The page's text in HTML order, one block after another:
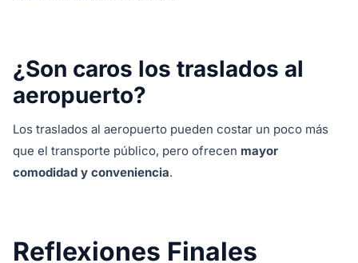
¿Son caros los traslados al
aeropuerto?
Los traslados al aeropuerto pueden costar un poco más
que el transporte público, pero ofrecen mayor
comodidad y conveniencia.
Reflexiones Finales